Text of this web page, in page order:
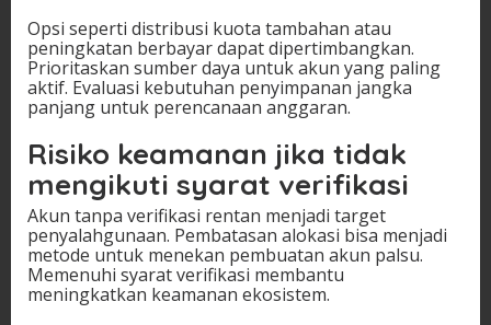
Opsi seperti distribusi kuota tambahan atau
peningkatan berbayar dapat dipertimbangkan.
Prioritaskan sumber daya untuk akun yang paling
aktif. Evaluasi kebutuhan penyimpanan jangka
panjang untuk perencanaan anggaran.
Risiko keamanan jika tidak
mengikuti syarat verifikasi
Akun tanpa verifikasi rentan menjadi target
penyalahgunaan. Pembatasan alokasi bisa menjadi
metode untuk menekan pembuatan akun palsu.
Memenuhi syarat verifikasi membantu
meningkatkan keamanan ekosistem.